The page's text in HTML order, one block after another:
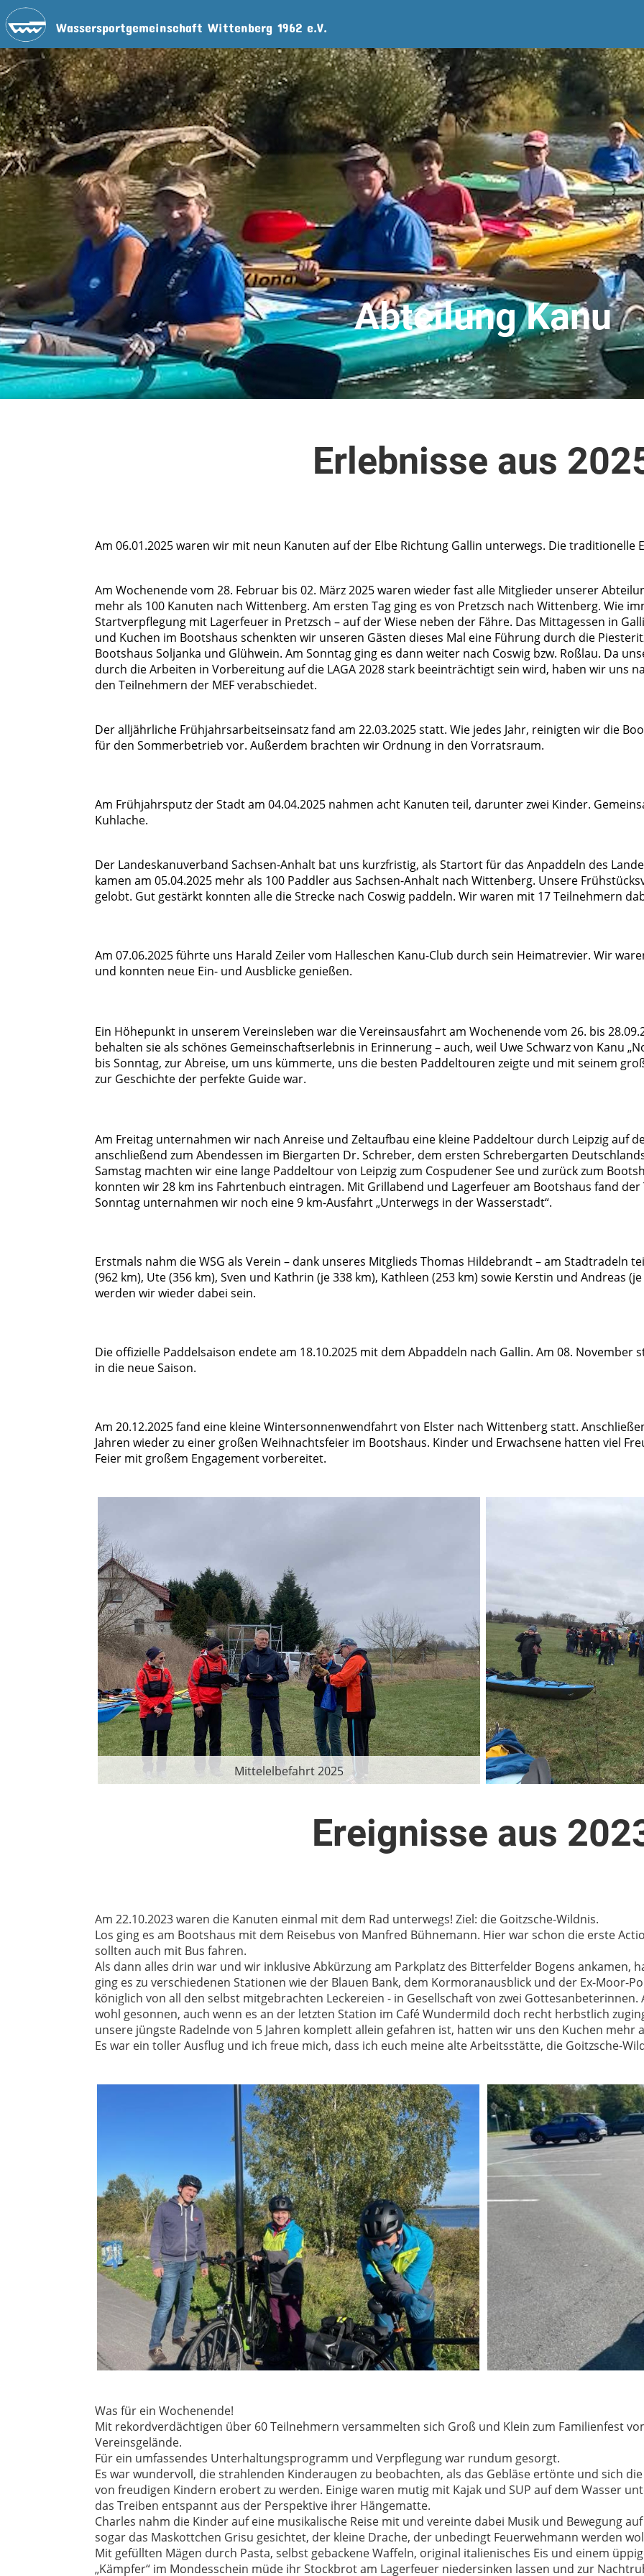
Wassersportgemeinschaft Wittenberg 1962 e.V.
Abteilung Kanu
Erlebnisse aus
Am 06.01.2025 waren wir mit neun Kanuten auf der Elbe Richtung Gallin unterwegs. Die
Am Wochenende vom 28. Februar bis 02. März 2025 waren wieder fast alle Mitglieder unserer
mehr als 100 Kanuten nach Wittenberg. Am ersten Tag ging es von Pretzsch nach Wittenberg. Wie
Startverpflegung mit Lagerfeuer in Pretzsch – auf der Wiese neben der Fähre. Das Mittagessen in
und Kuchen im Bootshaus schenkten wir unseren Gästen dieses Mal eine Führung durch die
Bootshaus Soljanka und Glühwein. Am Sonntag ging es dann weiter nach Coswig bzw. Roßlau. Da
durch die Arbeiten in Vorbereitung auf die LAGA 2028 stark beeinträchtigt sein wird, haben wir uns
den Teilnehmern der MEF verabschiedet.
Der alljährliche Frühjahrsarbeitseinsatz fand am 22.03.2025 statt. Wie jedes Jahr, reinigten wir die
für den Sommerbetrieb vor. Außerdem brachten wir Ordnung in den Vorratsraum.
Am Frühjahrsputz der Stadt am 04.04.2025 nahmen acht Kanuten teil, darunter zwei Kinder.
Kuhlache.
Der Landeskanuverband Sachsen-Anhalt bat uns kurzfristig, als Startort für das Anpaddeln des
kamen am 05.04.2025 mehr als 100 Paddler aus Sachsen-Anhalt nach Wittenberg. Unsere
gelobt. Gut gestärkt konnten alle die Strecke nach Coswig paddeln. Wir waren mit 17 Teilnehmern
Am 07.06.2025 führte uns Harald Zeiler vom Halleschen Kanu-Club durch sein Heimatrevier. Wir
und konnten neue Ein- und Ausblicke genießen.
Ein Höhepunkt in unserem Vereinsleben war die Vereinsausfahrt am Wochenende vom 26. bis
behalten sie als schönes Gemeinschaftserlebnis in Erinnerung – auch, weil Uwe Schwarz von Kanu
bis Sonntag, zur Abreise, um uns kümmerte, uns die besten Paddeltouren zeigte und mit seinem
zur Geschichte der perfekte Guide war.
Am Freitag unternahmen wir nach Anreise und Zeltaufbau eine kleine Paddeltour durch Leipzig auf
anschließend zum Abendessen im Biergarten Dr. Schreber, dem ersten Schrebergarten
Samstag machten wir eine lange Paddeltour von Leipzig zum Cospudener See und zurück zum
konnten wir 28 km ins Fahrtenbuch eintragen. Mit Grillabend und Lagerfeuer am Bootshaus fand der
Sonntag unternahmen wir noch eine 9 km-Ausfahrt „Unterwegs in der Wasserstadt“.
Erstmals nahm die WSG als Verein – dank unseres Mitglieds Thomas Hildebrandt – am Stadtradeln
(962 km), Ute (356 km), Sven und Kathrin (je 338 km), Kathleen (253 km) sowie Kerstin und Andreas
werden wir wieder dabei sein.
Die offizielle Paddelsaison endete am 18.10.2025 mit dem Abpaddeln nach Gallin. Am 08.
in die neue Saison.
Am 20.12.2025 fand eine kleine Wintersonnenwendfahrt von Elster nach Wittenberg statt.
Jahren wieder zu einer großen Weihnachtsfeier im Bootshaus. Kinder und Erwachsene hatten viel
Feier mit großem Engagement vorbereitet.
Mittelelbefahrt 2025
Ereignisse aus
Am 22.10.2023 waren die Kanuten einmal mit dem Rad unterwegs! Ziel: die Goitzsche-Wildnis.
Los ging es am Bootshaus mit dem Reisebus von Manfred Bühnemann. Hier war schon die erste
sollten auch mit Bus fahren.
Als dann alles drin war und wir inklusive Abkürzung am Parkplatz des Bitterfelder Bogens ankamen,
ging es zu verschiedenen Stationen wie der Blauen Bank, dem Kormoranausblick und der Ex-Moor-
königlich von all den selbst mitgebrachten Leckereien - in Gesellschaft von zwei
wohl gesonnen, auch wenn es an der letzten Station im Café Wundermild doch recht herbstlich
unsere jüngste Radelnde von 5 Jahren komplett allein gefahren ist, hatten wir uns den Kuchen mehr
Es war ein toller Ausflug und ich freue mich, dass ich euch meine alte Arbeitsstätte, die Goitzsche-
Was für ein Wochenende!
Mit rekordverdächtigen über 60 Teilnehmern versammelten sich Groß und Klein zum Familienfest
Vereinsgelände.
Für ein umfassendes Unterhaltungsprogramm und Verpflegung war rundum gesorgt.
Es war wundervoll, die strahlenden Kinderaugen zu beobachten, als das Gebläse ertönte und sich
von freudigen Kindern erobert zu werden. Einige waren mutig mit Kajak und SUP auf dem Wasser
das Treiben entspannt aus der Perspektive ihrer Hängematte.
Charles nahm die Kinder auf eine musikalische Reise mit und vereinte dabei Musik und Bewegung
sogar das Maskottchen Grisu gesichtet, der kleine Drache, der unbedingt Feuerwehmann werden
Mit gefüllten Mägen durch Pasta, selbst gebackene Waffeln, original italienisches Eis und einem
„Kämpfer“ im Mondesschein müde ihr Stockbrot am Lagerfeuer niedersinken lassen und zur